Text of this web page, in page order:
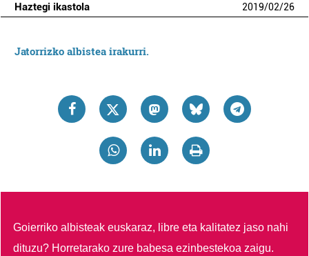
Haztegi ikastola 2019/02/26
Jatorrizko albistea irakurri.
Goierriko albisteak euskaraz, libre eta kalitatez jaso nahi
dituzu? Horretarako zure babesa ezinbestekoa zaigu.